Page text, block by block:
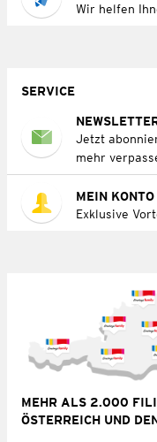
Wir helfen
SERVICE
Jetzt
mehr
MEIN KONTO
Exklusive
MEHR ALS 2.000
ÖSTERREICH UND